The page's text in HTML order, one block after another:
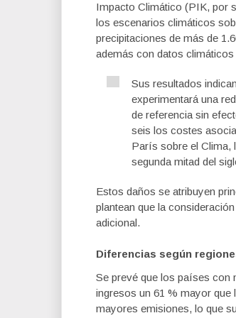
Impacto Climático (PIK, por
los escenarios climáticos
precipitaciones de más de
además con datos
Sus resultados
experimentará una
de referencia sin
seis los costes
París sobre el Clima,
segunda mitad del
Estos daños se atribuyen
plantean que la
adicional.
Diferencias según
Se prevé que los países con
ingresos un 61 % mayor
mayores emisiones, lo que